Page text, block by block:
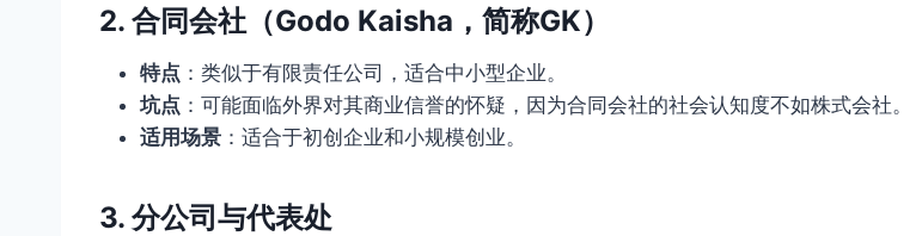
2. 合同会社（Godo Kaisha，简称GK）
特点 ：类似于有限责任公司，适合中小型企业。
坑点 ：可能面临外界对其商业信誉的怀疑，因为合同会社的社会认知度不如株式会社。
适用场景 ：适合于初创企业和小规模创业。
3. 分公司与代表处